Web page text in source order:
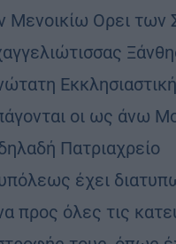
Μενοικίω Ορει των
οι ως άνω
Πατριαχρείο
έχει
προς όλες τις